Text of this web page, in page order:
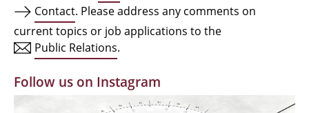
Facilities
Alumni | cloud club
Contact. Please address any comments on
current topics or job applications to the
Public Relations.
Follow us on Instagram